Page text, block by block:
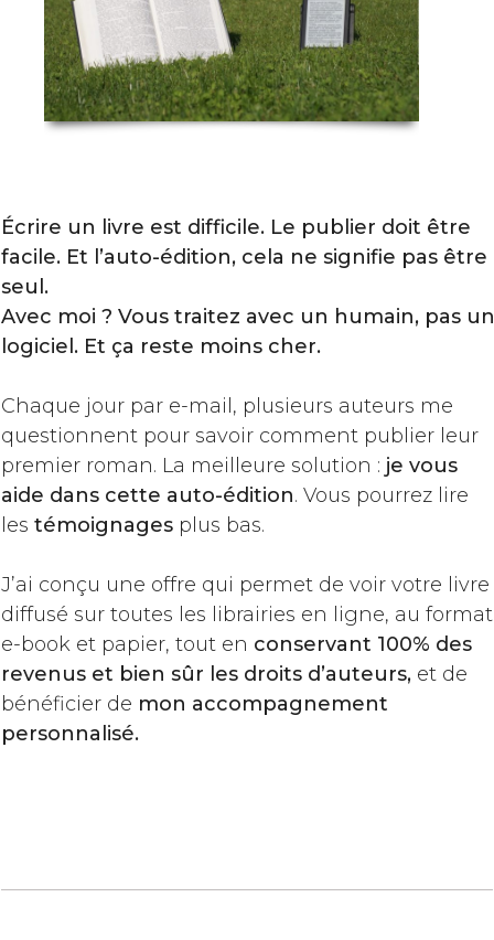
Écrire un livre est difficile. Le publier doit être
facile. Et l’auto-édition, cela ne signifie pas être
seul.
Avec ​moi ? Vous traitez avec un humain, pas un
logiciel. Et ça reste moins cher.
Chaque jour par e-mail, plusieurs auteurs me
questionnent pour savoir comment publier leur​
premier roman. La meilleure solution : je vous
aide dans cette auto-édition. Vous pourrez lire
les témoignages plus ​bas.
J’ai conçu une offre qui permet de voir votre livre
diffusé sur toutes les librairies en ligne, au format
e-book et papier, tout en conservant 100% des
revenus et bien sûr les droits d’auteurs, et de
bénéficier de mon accompagnement
personnalisé.